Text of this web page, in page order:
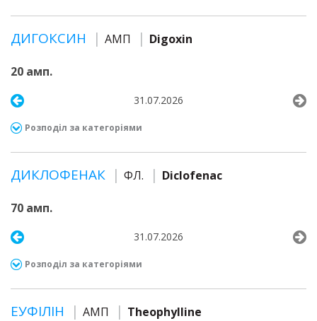
ДИГОКСИН АМП Digoxin
20 амп.
31.07.2026
Розподіл за категоріями
ДИКЛОФЕНАК ФЛ. Diclofenac
70 амп.
31.07.2026
Розподіл за категоріями
ЕУФІЛІН АМП Theophylline